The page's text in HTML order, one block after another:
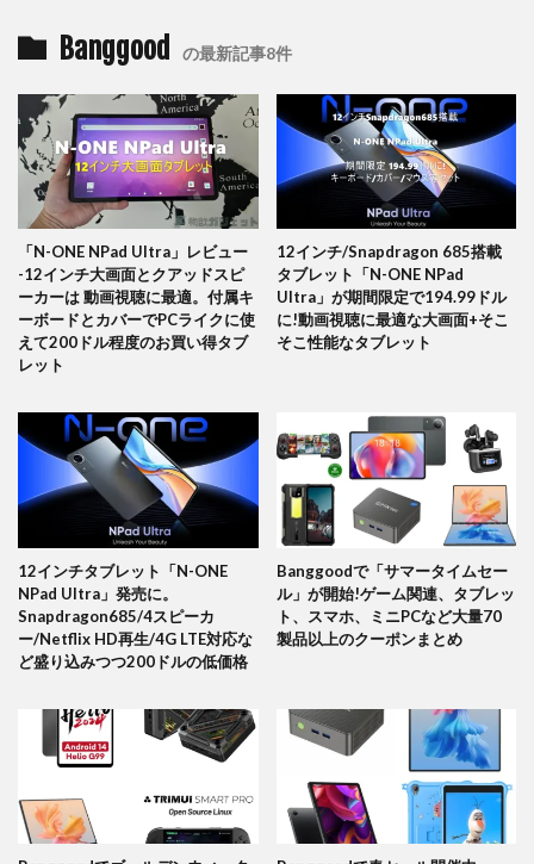
Banggood の最新記事8件
「N-ONE NPad Ultra」レビュー
-12インチ大画面とクアッドスピ
ーカーは 動画視聴に最適。付属キ
ーボードとカバーでPCライクに使
えて200ドル程度のお買い得タブ
レット
12インチ/Snapdragon 685搭載
タブレット「N-ONE NPad
Ultra」が期間限定で194.99ドル
に!動画視聴に最適な大画面+そこ
そこ性能なタブレット
12インチタブレット「N-ONE
NPad Ultra」発売に。
Snapdragon685/4スピーカ
ー/Netflix HD再生/4G LTE対応な
ど盛り込みつつ200ドルの低価格
Banggoodで「サマータイムセー
ル」が開始!ゲーム関連、タブレッ
ト、スマホ、ミニPCなど大量70
製品以上のクーポンまとめ